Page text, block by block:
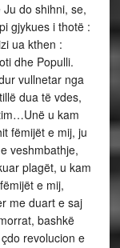
do shihni, se,
gjykues i thotë :
ua kthen :
dhe Populli.
vullnetar nga
dua të vdes,
u kam
fëmijët e mij, ju
veshmbathje,
plagët, u kam
e mij,
me duart e saj
bashkë
revolucion e